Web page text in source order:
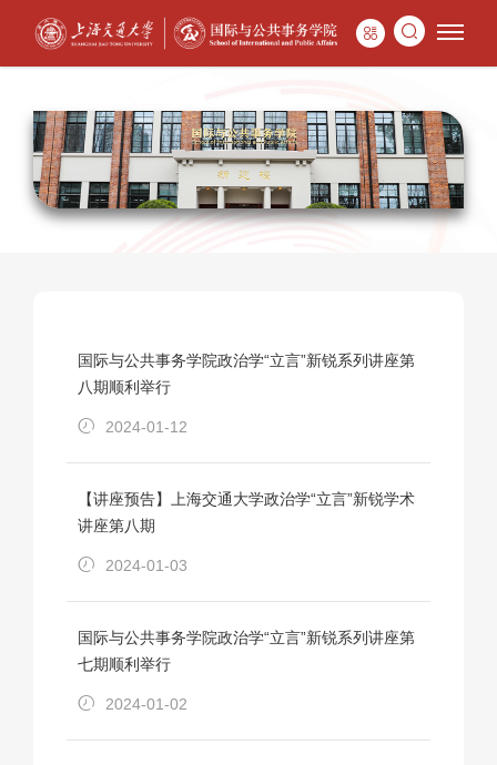
国际与公共事务学院政治学“立言”新锐系列讲座第
八期顺利举行
2024-01-12
【讲座预告】上海交通大学政治学“立言”新锐学术
讲座第八期
2024-01-03
国际与公共事务学院政治学“立言”新锐系列讲座第
七期顺利举行
2024-01-02